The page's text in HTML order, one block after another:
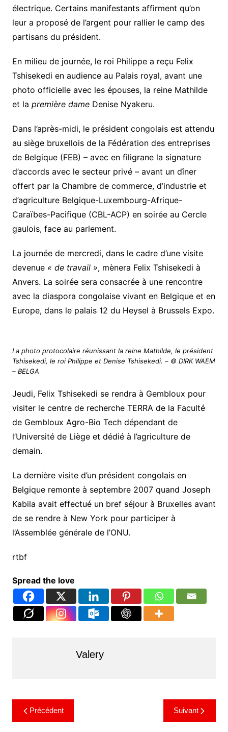
électrique. Certains manifestants affirment qu’on
leur a proposé de l’argent pour rallier le camp des
partisans du président.
En milieu de journée, le roi Philippe a reçu Felix
Tshisekedi en audience au Palais royal, avant une
photo officielle avec les épouses, la reine Mathilde
et la première dameDenise Nyakeru.
Dans l’après-midi, le président congolais est attendu
au siège bruxellois de la Fédération des entreprises
de Belgique (FEB) – avec en filigrane la signature
d’accords avec le secteur privé – avant un dîner
offert par la Chambre de commerce, d’industrie et
d’agriculture Belgique-Luxembourg-Afrique-
Caraïbes-Pacifique (CBL-ACP) en soirée au Cercle
gaulois, face au parlement.
La journée de mercredi, dans le cadre d’une visite
devenue « de travail », mènera Felix Tshisekedi à
Anvers. La soirée sera consacrée à une rencontre
avec la diaspora congolaise vivant en Belgique et en
Europe, dans le palais 12 du Heysel à Brussels Expo.
La photo protocolaire réunissant la reine Mathilde, le président
Tshisekedi, le roi Philippe et Denise Tshisekedi. – © DIRK WAEM
– BELGA
Jeudi, Felix Tshisekedi se rendra à Gembloux pour
visiter le centre de recherche TERRA de la Faculté
de Gembloux Agro-Bio Tech dépendant de
l’Université de Liège et dédié à l’agriculture de
demain.
La dernière visite d’un président congolais en
Belgique remonte à septembre 2007 quand Joseph
Kabila avait effectué un bref séjour à Bruxelles avant
de se rendre à New York pour participer à
l’Assemblée générale de l’ONU.
rtbf
Spread the love
Valery
Précédent Suivant